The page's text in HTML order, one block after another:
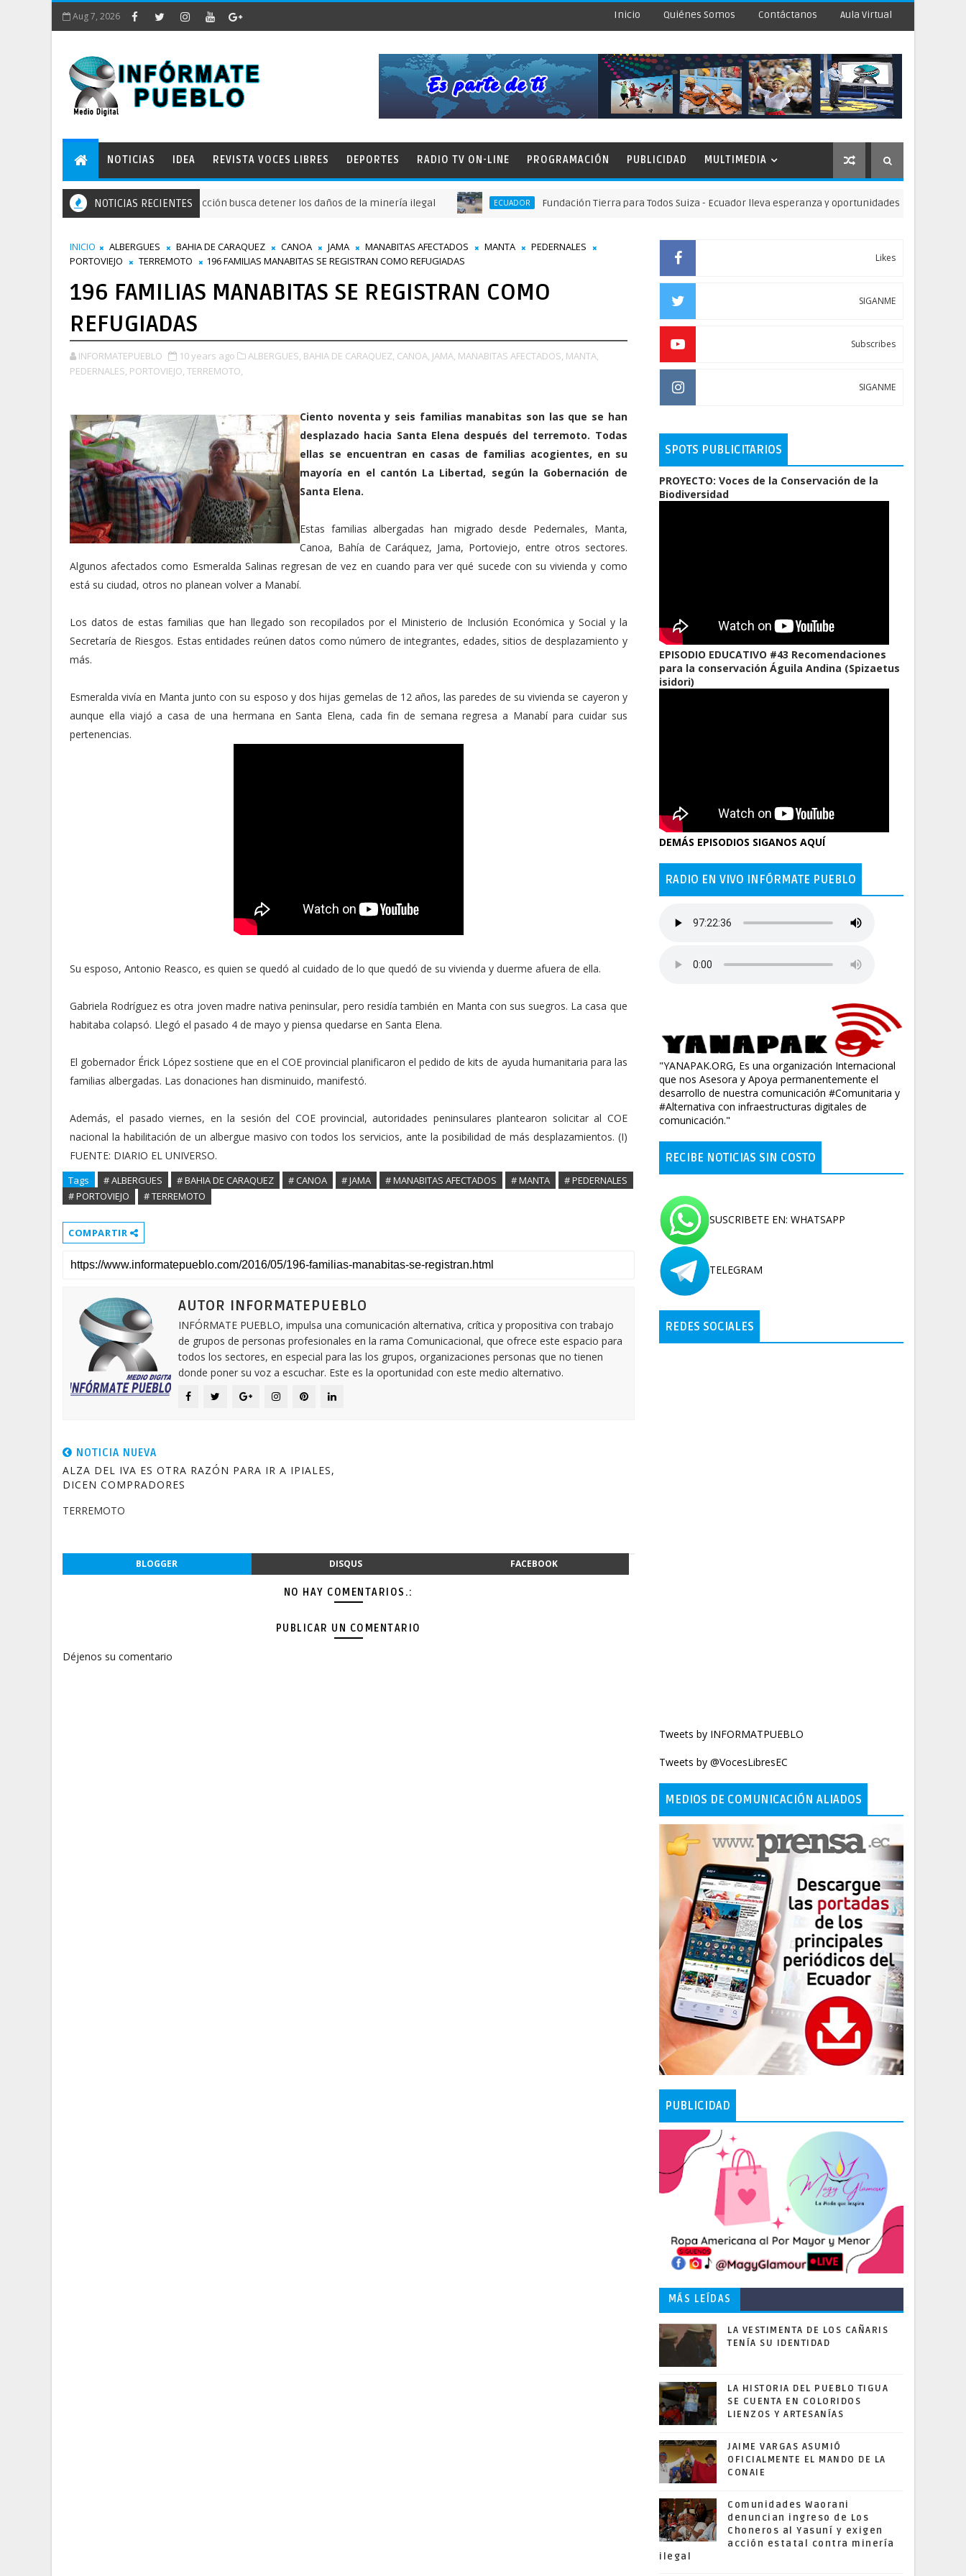
Aug 7, 2026 Inicio Quiénes Somos Contáctanos Aula Virtual
NOTICIAS IDEA REVISTA VOCES LIBRES DEPORTES RADIO TV ON-LINE PROGRAMACIÓN PUBLICIDAD MULTIMEDIA
NOTICIAS RECIENTES
el río Guallupe: Acción de Protección busca detener los daños de la minería ilegal ECUADOR Fundación Tierra para Todos Suiza - Ecuador lleva esperanza y oportunidades educativas a niñas
INICIO ALBERGUES BAHIA DE CARAQUEZ CANOA JAMA MANABITAS AFECTADOS MANTA
PEDERNALES
PORTOVIEJO
TERREMOTO 196 FAMILIAS MANABITAS SE REGISTRAN COMO REFUGIADAS
196 FAMILIAS MANABITAS SE REGISTRAN COMO
REFUGIADAS
INFORMATEPUEBLO 10 years ago ALBERGUES, BAHIA DE CARAQUEZ, CANOA, JAMA, MANABITAS AFECTADOS, MANTA,
PEDERNALES, PORTOVIEJO, TERREMOTO,
Ciento noventa y seis familias manabitas son las que se han
desplazado hacia Santa Elena después del terremoto. Todas
ellas se encuentran en casas de familias acogientes, en su
mayoría en el cantón La Libertad, según la Gobernación de
Santa Elena.
Estas familias albergadas han migrado desde Pedernales, Manta,
Canoa, Bahía de Caráquez, Jama, Portoviejo, entre otros sectores.
Algunos afectados como Esmeralda Salinas regresan de vez en cuando para ver qué sucede con su vivienda y como
está su ciudad, otros no planean volver a Manabí.
Los datos de estas familias que han llegado son recopilados por el Ministerio de Inclusión Económica y Social y la
Secretaría de Riesgos. Estas entidades reúnen datos como número de integrantes, edades, sitios de desplazamiento y
más.
Esmeralda vivía en Manta junto con su esposo y dos hijas gemelas de 12 años, las paredes de su vivienda se cayeron y
aunque ella viajó a casa de una hermana en Santa Elena, cada fin de semana regresa a Manabí para cuidar sus
pertenencias.
Su esposo, Antonio Reasco, es quien se quedó al cuidado de lo que quedó de su vivienda y duerme afuera de ella.
Gabriela Rodríguez es otra joven madre nativa peninsular, pero residía también en Manta con sus suegros. La casa que
habitaba colapsó. Llegó el pasado 4 de mayo y piensa quedarse en Santa Elena.
El gobernador Érick López sostiene que en el COE provincial planificaron el pedido de kits de ayuda humanitaria para las
familias albergadas. Las donaciones han disminuido, manifestó.
Además, el pasado viernes, en la sesión del COE provincial, autoridades peninsulares plantearon solicitar al COE
nacional la habilitación de un albergue masivo con todos los servicios, ante la posibilidad de más desplazamientos. (I)
FUENTE: DIARIO EL UNIVERSO.
Tags # ALBERGUES # BAHIA DE CARAQUEZ # CANOA # JAMA # MANABITAS AFECTADOS # MANTA
# PEDERNALES
# PORTOVIEJO
# TERREMOTO
COMPARTIR
AUTOR INFORMATEPUEBLO
INFÓRMATE PUEBLO, impulsa una comunicación alternativa, crítica y propositiva con trabajo
de grupos de personas profesionales en la rama Comunicacional, que ofrece este espacio para
todos los sectores, en especial para las los grupos, organizaciones personas que no tienen
donde poner su voz a escuchar. Este es la oportunidad con este medio alternativo.
NOTICIA NUEVA
ALZA DEL IVA ES OTRA RAZÓN PARA IR A IPIALES,
DICEN COMPRADORES
TERREMOTO
BLOGGER DISQUS FACEBOOK
NO HAY COMENTARIOS.:
PUBLICAR UN COMENTARIO
Déjenos su comentario
Likes
SIGANME
Subscribes
SIGANME
SPOTS PUBLICITARIOS
PROYECTO: Voces de la Conservación de la
Biodiversidad
EPISODIO EDUCATIVO #43 Recomendaciones
para la conservación Águila Andina (Spizaetus
isidori)
DEMÁS EPISODIOS SIGANOS AQUÍ
RADIO EN VIVO INFÓRMATE PUEBLO
"YANAPAK.ORG, Es una organización Internacional
que nos Asesora y Apoya permanentemente el
desarrollo de nuestra comunicación #Comunitaria y
#Alternativa con infraestructuras digitales de
comunicación."
RECIBE NOTICIAS SIN COSTO
SUSCRIBETE EN: WHATSAPP
TELEGRAM
REDES SOCIALES
Tweets by INFORMATPUEBLO
Tweets by @VocesLibresEC
MEDIOS DE COMUNICACIÓN ALIADOS
PUBLICIDAD
MÁS LEÍDAS
LA VESTIMENTA DE LOS CAÑARIS
TENÍA SU IDENTIDAD
LA HISTORIA DEL PUEBLO TIGUA
SE CUENTA EN COLORIDOS
LIENZOS Y ARTESANÍAS
JAIME VARGAS ASUMIÓ
OFICIALMENTE EL MANDO DE LA
CONAIE
Comunidades Waorani
denuncian ingreso de Los
Choneros al Yasuní y exigen
acción estatal contra minería
ilegal